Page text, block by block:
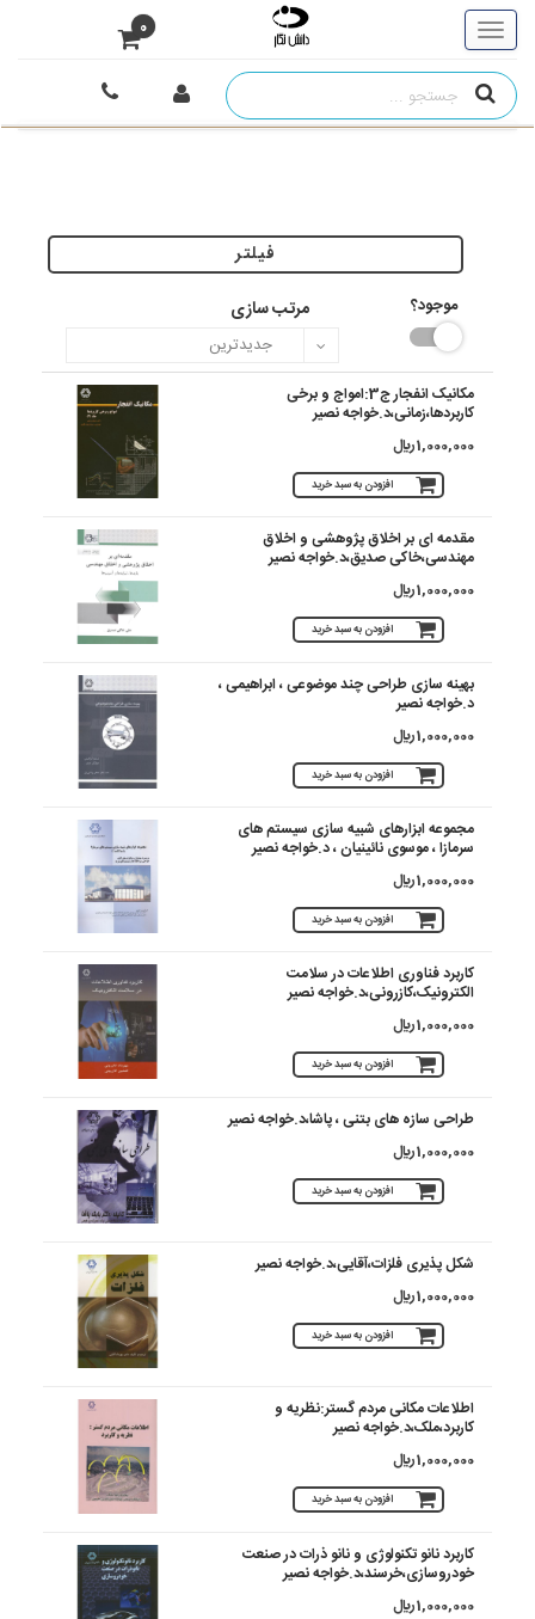
0
فیلتر
موجود؟ مرتب سازی
مکانیک انفجار ج3:امواج و برخی
کاربردها،زمانی،د.خواجه نصیر
1,000,000 ريال
افزودن به سبد خرید
مقدمه ای بر اخلاق پژوهشی و اخلاق
مهندسی،خاکی صدیق،د.خواجه نصیر
1,000,000 ريال
افزودن به سبد خرید
بهینه سازی طراحی چند موضوعی ، ابراهیمی ،
د.خواجه نصیر
1,000,000 ريال
افزودن به سبد خرید
مجموعه ابزارهای شبیه سازی سیستم های
سرمازا ، موسوی نائینیان ، د.خواجه نصیر
1,000,000 ريال
افزودن به سبد خرید
کاربرد فناوری اطلاعات در سلامت
الکترونیک،کازرونی،د.خواجه نصیر
1,000,000 ريال
افزودن به سبد خرید
طراحی سازه های بتنی ، پاشا،د.خواجه نصیر
1,000,000 ريال
افزودن به سبد خرید
شکل پذیری فلزات،آقایی،د.خواجه نصیر
1,000,000 ريال
افزودن به سبد خرید
اطلاعات مکانی مردم گستر:نظریه و
کاربرد،ملک،د.خواجه نصیر
1,000,000 ريال
افزودن به سبد خرید
کاربرد نانو تکنولوژی و نانو ذرات در صنعت
خودروسازی،خرسند،د.خواجه نصیر
1,000,000 ريال